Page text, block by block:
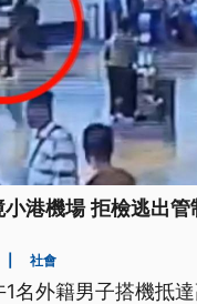
港機場 拒檢逃出管
社會
1名外籍男子搭機抵